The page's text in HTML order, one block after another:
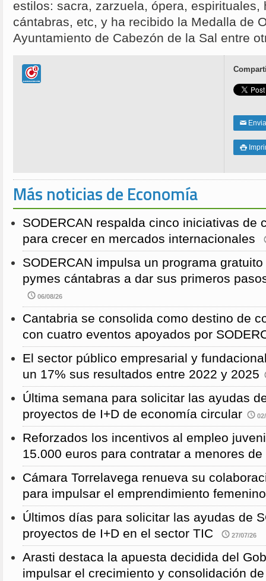
estilos: sacra, zarzuela, ópera, espirituales,
cántabras, etc, y ha recibido la Medalla de
Ayuntamiento de Cabezón de la Sal entre
✉

Más noticias de Economía
SODERCAN respalda cinco iniciativas de
para crecer en mercados internacionales
SODERCAN impulsa un programa
pymes cántabras a dar sus primeros
06/08/26
Cantabria se consolida como destino de
con cuatro eventos apoyados por
El sector público empresarial y
un 17% sus resultados entre 2022 y 2025
Última semana para solicitar las ayudas
proyectos de I+D de economía circular
Reforzados los incentivos al empleo
15.000 euros para contratar a menores
Cámara Torrelavega renueva su
para impulsar el emprendimiento femenino
Últimos días para solicitar las ayudas de
proyectos de I+D en el sector TIC
27/07/26
Arasti destaca la apuesta decidida del
impulsar el crecimiento y consolidación